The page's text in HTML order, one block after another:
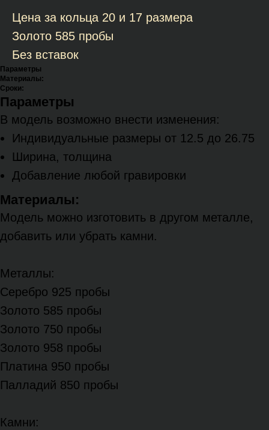
Цена за кольца 20 и 17 размера
Золото 585 пробы
Без вставок
Параметры
Материалы:
Сроки:
Параметры
В модель возможно внести изменения:
Индивидуальные размеры от 12.5 до 26.75
Ширина, толщина
Добавление любой гравировки
Материалы:
Модель можно изготовить в другом металле,
добавить или убрать камни.
Металлы:
Серебро 925 пробы
Золото 585 пробы
Золото 750 пробы
Золото 958 пробы
Платина 950 пробы
Палладий 850 пробы
Камни: